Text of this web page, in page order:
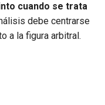
cuando se trata
debe centrarse
a la figura arbitral.